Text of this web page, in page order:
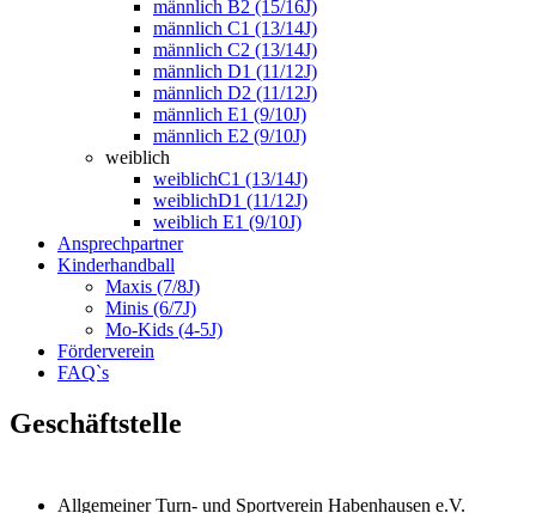
männlich B2 (15/16J)
männlich C1 (13/14J)
männlich C2 (13/14J)
männlich D1 (11/12J)
männlich D2 (11/12J)
männlich E1 (9/10J)
männlich E2 (9/10J)
weiblich
weiblichC1 (13/14J)
weiblichD1 (11/12J)
weiblich E1 (9/10J)
Ansprechpartner
Kinderhandball
Maxis (7/8J)
Minis (6/7J)
Mo-Kids (4-5J)
Förderverein
FAQ`s
Geschäftstelle
Allgemeiner Turn- und Sportverein Habenhausen e.V.